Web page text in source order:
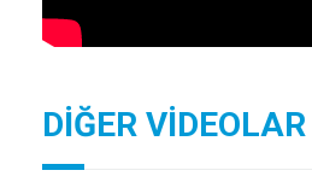
DİĞER VİDEOLAR